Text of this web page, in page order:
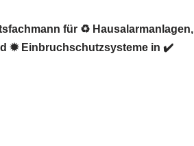
für ♻ Hausalarmanlagen,
✹ Einbruchschutzsysteme in ✔️